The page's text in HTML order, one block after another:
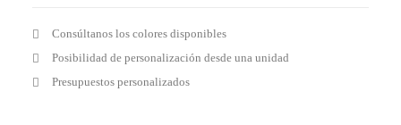
Consúltanos los colores disponibles
Posibilidad de personalización desde una unidad
Presupuestos personalizados